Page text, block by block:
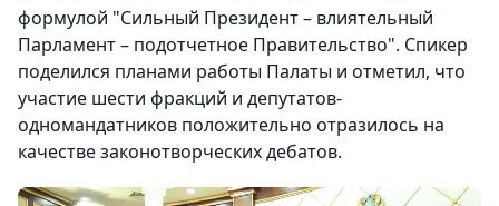
формулой "Сильный Президент – влиятельный
Парламент – подотчетное Правительство". Спикер
поделился планами работы Палаты и отметил, что
участие шести фракций и депутатов-
одномандатников положительно отразилось на
качестве законотворческих дебатов.